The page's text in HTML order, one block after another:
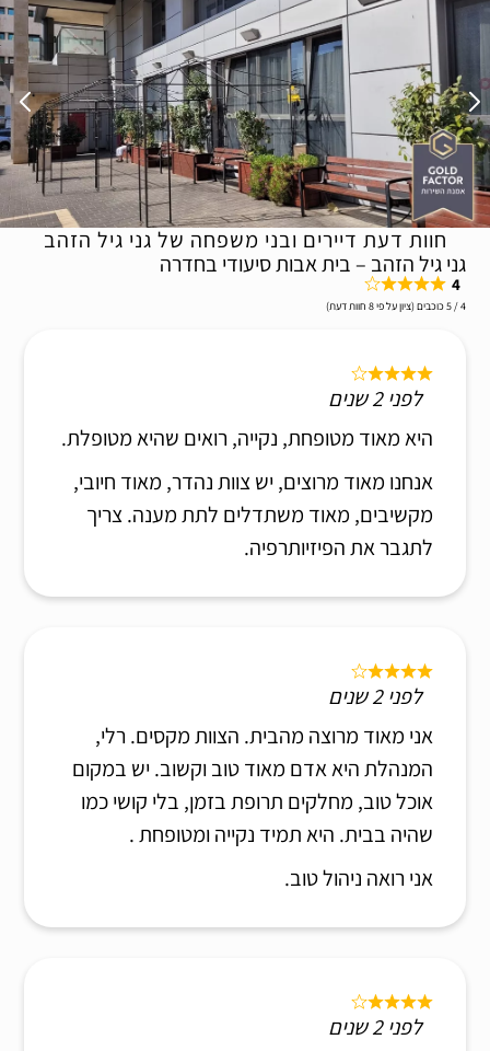
חוות דעת דיירים ובני משפחה של גני גיל הזהב
גני גיל הזהב – בית אבות סיעודי בחדרה
4
4 / 5 כוכבים (ציון על פי 8 חוות דעת)
לפני 2 שנים
היא מאוד מטופחת, נקייה, רואים שהיא מטופלת.
אנחנו מאוד מרוצים, יש צוות נהדר, מאוד חיובי,
מקשיבים, מאוד משתדלים לתת מענה. צריך
לתגבר את הפיזיותרפיה.
לפני 2 שנים
אני מאוד מרוצה מהבית. הצוות מקסים. רלי,
המנהלת היא אדם מאוד טוב וקשוב. יש במקום
אוכל טוב, מחלקים תרופת בזמן, בלי קושי כמו
שהיה בבית. היא תמיד נקייה ומטופחת .
אני רואה ניהול טוב.
לפני 2 שנים